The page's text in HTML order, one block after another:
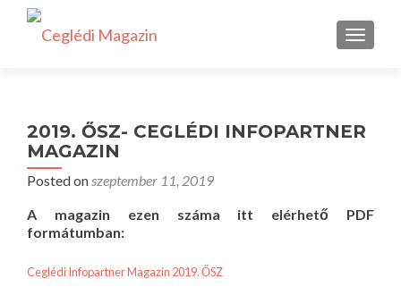
2019. ŐSZ- CEGLÉDI INFOPARTNER
MAGAZIN
Posted onszeptember 11, 2019
A magazin ezen száma itt elérhető PDF
formátumban:
Ceglédi Infopartner Magazin 2019. ŐSZ